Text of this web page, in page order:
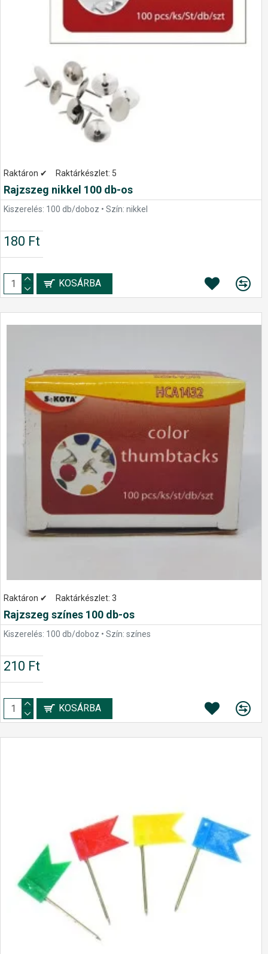
Raktáron ✔ Raktárkészlet: 5
Rajzszeg nikkel 100 db-os
Kiszerelés: 100 db/doboz • Szín: nikkel
180 Ft
KOSÁRBA
Raktáron ✔ Raktárkészlet: 3
Rajzszeg színes 100 db-os
Kiszerelés: 100 db/doboz • Szín: színes
210 Ft
KOSÁRBA